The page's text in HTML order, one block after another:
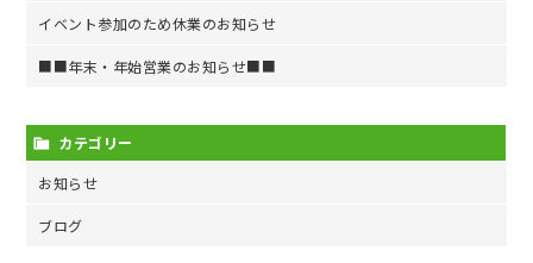
イベント参加のため休業のお知らせ
■■年末・年始営業のお知らせ■■
カテゴリー
お知らせ
ブログ